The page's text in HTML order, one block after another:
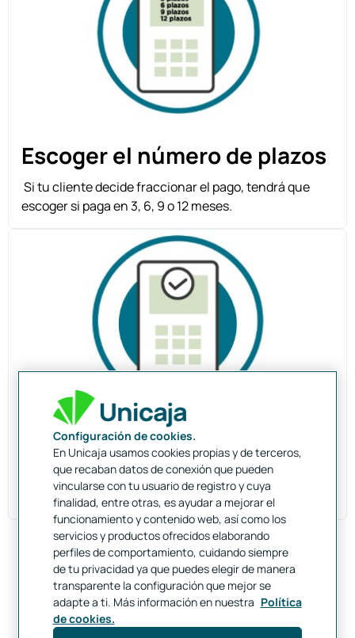
Escoger el número de plazos
Si tu cliente decide fraccionar el pago, tendrá que
escoger si paga en 3, 6, 9 o 12 meses.
Confirmación del pago
Para finalizar, tendrá que aceptar las condiciones de
la operación. Así de fácil.
Configuración de cookies.
En Unicaja usamos cookies propias y de terceros,
que recaban datos de conexión que pueden
vincularse con tu usuario de registro y cuya
finalidad, entre otras, es ayudar a mejorar el
funcionamiento y contenido web, así como los
servicios y productos ofrecidos elaborando
perfiles de comportamiento, cuidando siempre
de tu privacidad ya que puedes elegir de manera
transparente la configuración que mejor se
adapte a ti. Más información en nuestra Política
de cookies.